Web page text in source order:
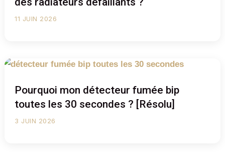
11 JUIN 2026
Pourquoi mon détecteur fumée bip
toutes les 30 secondes ? [Résolu]
3 JUIN 2026